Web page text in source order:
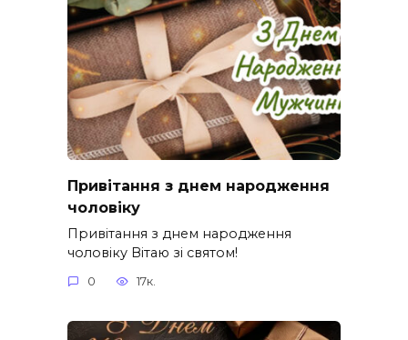
Привітання з днем народження
чоловіку
Привітання з днем народження
чоловіку Вітаю зі святом!
0 17к.